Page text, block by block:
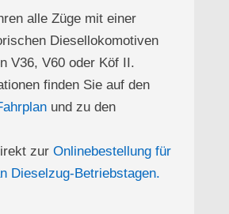
alle Züge mit einer
Diesellokomotiven
V36, V60 oder Köf II.
finden Sie auf den
und zu den
zur Onlinebestellung für
Dieselzug-Betriebstagen.